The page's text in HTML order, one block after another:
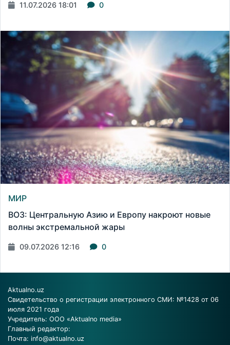
11.07.2026 18:01 0
МИР
ВОЗ: Центральную Азию и Европу накроют новые
волны экстремальной жары
09.07.2026 12:16 0
Aktualno.uz
Свидетельство о регистрации электронного СМИ: №1428 от 06
июля 2021 года
Учредитель: ООО «Aktualno media»
Главный редактор:
Почта: info@aktualno.uz